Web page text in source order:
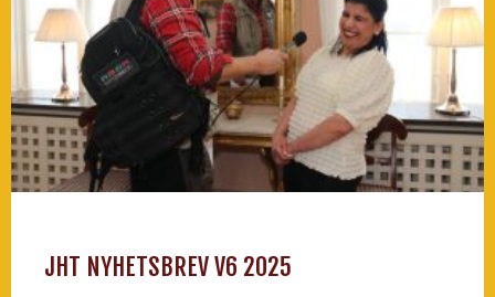
JHT NYHETSBREV V6 2025